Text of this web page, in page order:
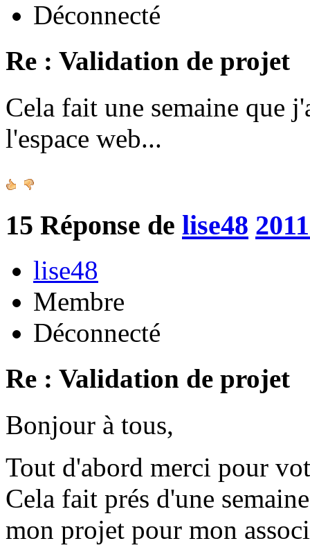
Déconnecté
Re : Validation de projet
Cela fait une semaine que
l'espace web...
15 Réponse de lise48
lise48
Membre
Déconnecté
Re : Validation de projet
Bonjour à tous,
Tout d'abord merci pour
Cela fait prés d'une
mon projet pour mon